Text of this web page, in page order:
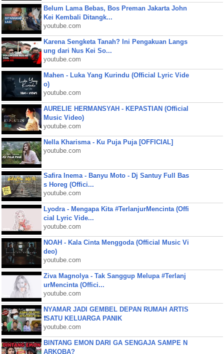
Belum Lama Bebas, Bos Preman Jakarta John
Kei Kembali Ditangk...
youtube.com
Karena Sengketa Tanah? Ini Pengakuan Langs
ung dari Nus Kei So...
youtube.com
Mahen - Luka Yang Kurindu (Official Lyric Vide
o)
youtube.com
AURELIE HERMANSYAH - KEPASTIAN (Official
Music Video)
youtube.com
Nella Kharisma - Ku Puja Puja [OFFICIAL]
youtube.com
Safira Inema - Banyu Moto - Dj Santuy Full Bas
s Horeg (Offici...
youtube.com
Lyodra - Mengapa Kita #TerlanjurMencinta (Offi
cial Lyric Vide...
youtube.com
NOAH - Kala Cinta Menggoda (Official Music Vi
deo)
youtube.com
Ziva Magnolya - Tak Sanggup Melupa #Terlanj
urMencinta (Offici...
youtube.com
NYAMAR JADI GEMBEL DEPAN RUMAH ARTIS
❗SATU KELUARGA PANIK
youtube.com
BINTANG EMON DARI GA SENGAJA SAMPE N
ARKOBA?